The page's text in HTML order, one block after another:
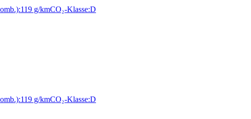
119 g/kmCO₂-Klasse:D
119 g/kmCO₂-Klasse:D